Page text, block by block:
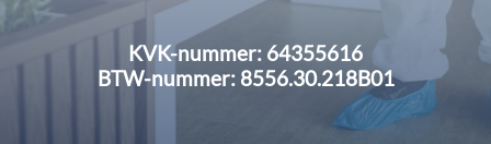
KVK-nummer: 64355616
BTW-nummer: 8556.30.218B01